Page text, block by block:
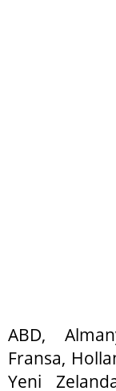
ABD,
Fransa,
Yeni